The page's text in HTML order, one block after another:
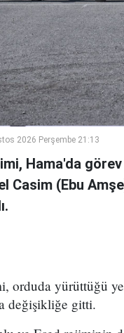
2026 Perşembe 21:13
Hama'da
Casim (Ebu
orduda yürüttüğü
değişikliğe gitti.